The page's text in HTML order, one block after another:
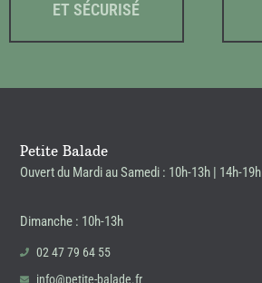
ET SÉCURISÉ
Petite Balade
Ouvert du Mardi au Samedi : 10h-13h | 14h-19h
Dimanche : 10h-13h
02 47 79 64 55
info@petite-balade.fr